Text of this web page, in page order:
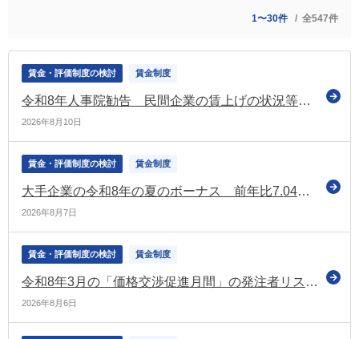
1〜30件 全547件
賃金・評価制度の検討 賃金制度
令和8年人事院勧告 民間企業の賃上げの状況等を反映し高水準のベースアップ（全体で3.51％の引き上げ） 「転居手当」も新設
2026年8月10日
賃金・評価制度の検討 賃金制度
大手企業の令和8年の夏のボーナス 前年比7.04％増で「104万2,537円」に 過去最高の水準（経団連の最終集計）
2026年8月7日
賃金・評価制度の検討 賃金制度
令和8年3月の「価格交渉促進月間」の発注者リストを公表（中小企業庁）
2026年8月6日